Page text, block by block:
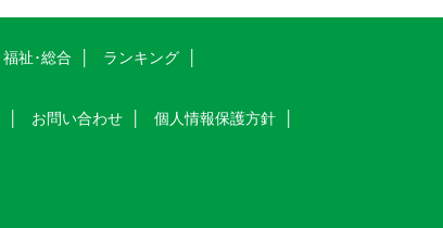
福祉･総合
ランキング
お問い合わせ
個人情報保護方針